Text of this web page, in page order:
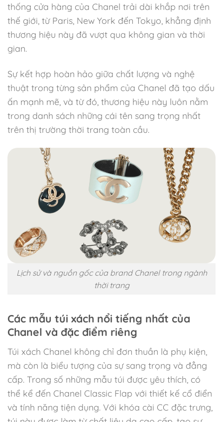
thống cửa hàng của Chanel trải dài khắp nơi trên
thế giới, từ Paris, New York đến Tokyo, khẳng định
thương hiệu này đã vượt qua không gian và thời
gian.
Sự kết hợp hoàn hảo giữa chất lượng và nghệ
thuật trong từng sản phẩm của Chanel đã tạo dấu
ấn mạnh mẽ, và từ đó, thương hiệu này luôn nằm
trong danh sách những cái tên sang trọng nhất
trên thị trường thời trang toàn cầu.
Lịch sử và nguồn gốc của brand Chanel trong ngành
thời trang
Các mẫu túi xách nổi tiếng nhất của
Chanel và đặc điểm riêng
Túi xách Chanel không chỉ đơn thuần là phụ kiện,
mà còn là biểu tượng của sự sang trọng và đẳng
cấp. Trong số những mẫu túi được yêu thích, có
thể kể đến Chanel Classic Flap với thiết kế cổ điển
và tính năng tiện dụng. Với khóa cài CC đặc trưng,